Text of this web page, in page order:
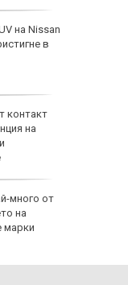
на Nissan
в
контакт
на
много от
на
марки